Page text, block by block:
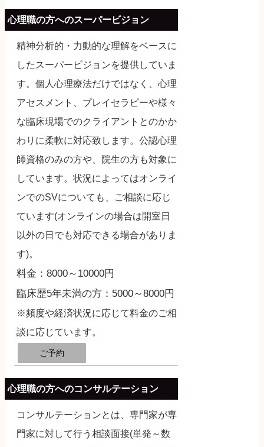
心理職の方へのスーパービジョン
精神分析的・力動的な理解をベースに
したスーパービジョンを提供していま
す。個人心理療法だけではなく、心理
アセスメント、プレイセラピーや様々
な臨床現場でのクライアントとのかか
わりに柔軟に対応致します。公認心理
師資格のみの方や、院生の方も対象に
しています。状況によってはオンライ
ンでのSVについても、ご相談に応じ
ています(オンラインの場合は開室日
以外の日でも対応できる場合がありま
す)。
料金：8000～10000円
臨床歴5年未満の方：5000～8000円
※頻度や経済状況に応じて料金のご相
談に応じています。
ご予約
心理職の方へのコンサルテーション
コンサルテーションとは、専門家が専
門家に対して行う相談面接(単発～数